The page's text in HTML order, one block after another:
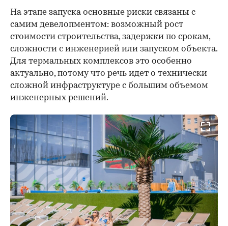
На этапе запуска основные риски связаны с
самим девелопментом: возможный рост
стоимости строительства, задержки по срокам,
сложности с инженерией или запуском объекта.
Для термальных комплексов это особенно
актуально, потому что речь идет о технически
сложной инфраструктуре с большим объемом
инженерных решений.